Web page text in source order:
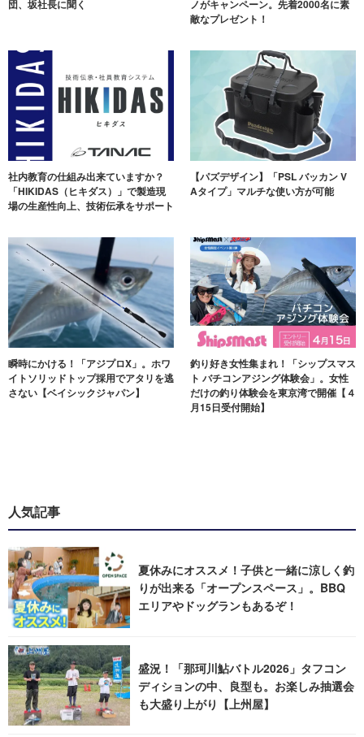
団、坂社長に聞く
ノがキャンペーン。先着2000名に素
敵なプレゼント！
社内教育の仕組み出来ていますか？
「HIKIDAS（ヒキダス）」で製造現
場の生産性向上、技術伝承をサポート
【パズデザイン】「PSL バッカン V
Aタイプ」マルチな使い方が可能
瞬時にかける！「アジプロX」。ホワ
イトソリッドトップ採用でアタリを逃
さない【ベイシックジャパン】
釣り好き女性集まれ！「シップスマス
ト バチコンアジング体験会」。女性
だけの釣り体験会を東京湾で開催【４
月15日受付開始】
人気記事
夏休みにオススメ！子供と一緒に涼しく釣
りが出来る「オープンスペース」。BBQ
エリアやドッグランもあるぞ！
盛況！「那珂川鮎バトル2026」タフコン
ディションの中、良型も。お楽しみ抽選会
も大盛り上がり【上州屋】